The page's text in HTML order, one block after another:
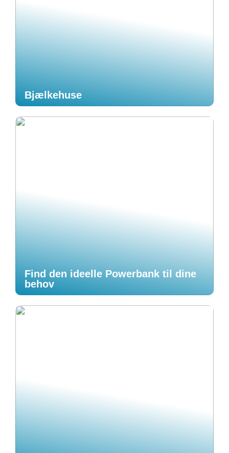
Bjælkehuse
Find den ideelle Powerbank til dine
behov